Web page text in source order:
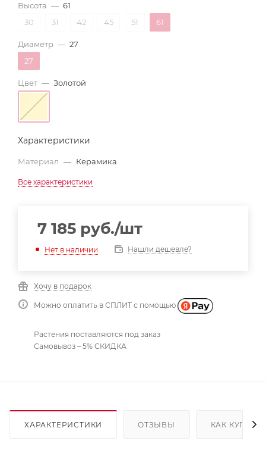
Высота — 61
30
31 42 45 51 61
Диаметр — 27
27
Цвет — Золотой
Характеристики
Материал — Керамика
Все характеристики
7 185 руб./шт
Нет в наличии Нашли дешевле?
Хочу в подарок
Можно оплатить в СПЛИТ с помощью
Растения поставляются под заказ
Самовывоз – 5% СКИДКА
ХАРАКТЕРИСТИКИ ОТЗЫВЫ КАК КУПИТЬ